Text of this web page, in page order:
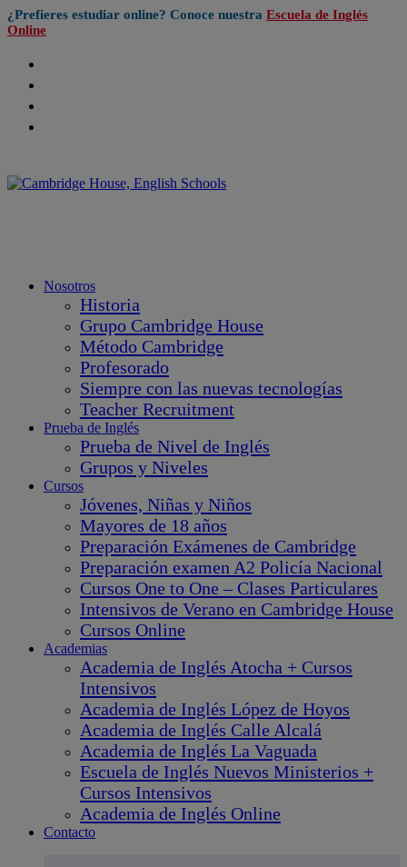
¿Prefieres estudiar online? Conoce nuestra Escuela de Inglés
Online
Nosotros
Historia
Grupo Cambridge House
Método Cambridge
Profesorado
Siempre con las nuevas tecnologías
Teacher Recruitment
Prueba de Inglés
Prueba de Nivel de Inglés
Grupos y Niveles
Cursos
Jóvenes, Niñas y Niños
Mayores de 18 años
Preparación Exámenes de Cambridge
Preparación examen A2 Policía Nacional
Cursos One to One – Clases Particulares
Intensivos de Verano en Cambridge House
Cursos Online
Academias
Academia de Inglés Atocha + Cursos
Intensivos
Academia de Inglés López de Hoyos
Academia de Inglés Calle Alcalá
Academia de Inglés La Vaguada
Escuela de Inglés Nuevos Ministerios +
Cursos Intensivos
Academia de Inglés Online
Contacto